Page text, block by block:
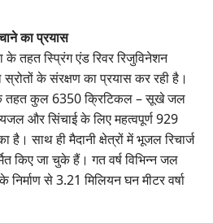
का प्रयास
तहत स्प्रिंग एंड रिवर रिजुविनेशन
के संरक्षण का प्रयास कर रही है।
तहत कुल 6350 क्रिटिकल – सूखे जल
और सिंचाई के लिए महत्वपूर्ण 929
है। साथ ही मैदानी क्षेत्रों में भूजल रिचार्ज
किए जा चुके हैं। गत वर्ष विभिन्न जल
से 3.21 मिलियन घन मीटर वर्षा